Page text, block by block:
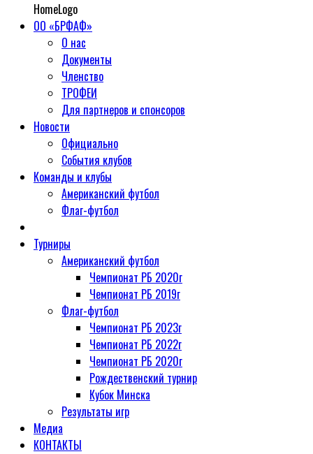
HomeLogo
ОО «БРФАФ»
О нас
Документы
Членство
ТРОФЕИ
Для партнеров и спонсоров
Новости
Официально
События клубов
Команды и клубы
Американский футбол
Флаг-футбол
Турниры
Американский футбол
Чемпионат РБ 2020г
Чемпионат РБ 2019г
Флаг-футбол
Чемпионат РБ 2023г
Чемпионат РБ 2022г
Чемпионат РБ 2020г
Рождественский турнир
Кубок Минска
Результаты игр
Медиа
КОНТАКТЫ